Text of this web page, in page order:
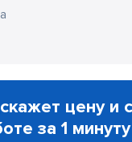
цену и
за 1 минуту